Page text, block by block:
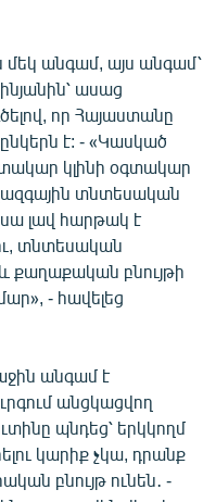
մեկ անգամ, այս անգամ՝
ասաց
որ Հայաստանը
է: - «Կասկած
կլինի օգտակար
տնտեսական
լավ հարթակ է
տնտեսական
քաղաքական բնույթի
- հավելեց
անգամ է
անցկացվող
պնդեց՝ երկկողմ
կարիք չկա, դրանք
բնույթ ունեն․ -